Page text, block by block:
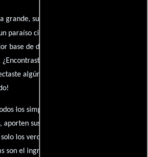
grande, su participación es clave para hacer
paraíso cinéfilo completo. Queremos
base de datos cinematográfica, pero
algún dato faltante en la ficha
algún error en la sinopsis o el elenco?
los simpatizantes del cine: contribuyan
aporten sus descubrimientos y compartan
los verdaderos fanáticos conocen. Sus
son el ingrediente secreto que hará de